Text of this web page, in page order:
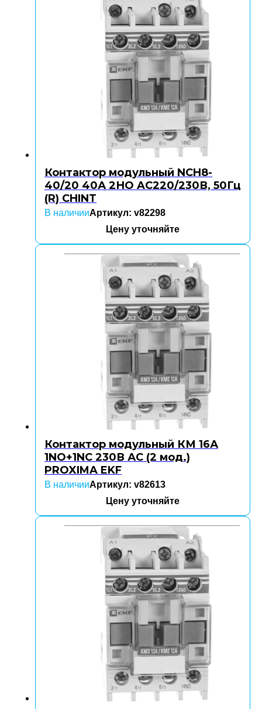
Контактор модульный NCH8-
40/20 40А 2НО AC220/230В, 50Гц
(R) CHINT
В наличииАртикул: v82298
Цену уточняйте
Контактор модульный КМ 16А
1NO+1NC 230В АС (2 мод.)
PROXIMA EKF
В наличииАртикул: v82613
Цену уточняйте